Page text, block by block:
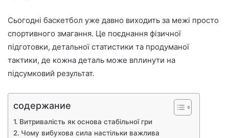
Сьогодні баскетбол уже давно виходить за межі просто
спортивного змагання. Це поєднання фізичної
підготовки, детальної статистики та продуманої
тактики, де кожна деталь може вплинути на
підсумковий результат.
содержание
Витривалість як основа стабільної гри
Чому вибухова сила настільки важлива